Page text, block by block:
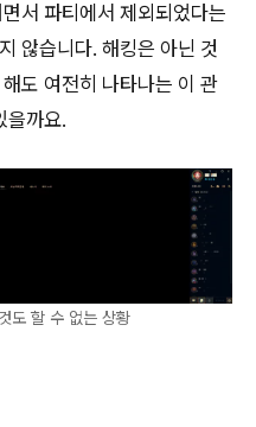
서 파티에서 제외되었다는
않습니다. 해킹은 아닌 것
도 여전히 나타나는 이 관
을까요.
도 할 수 없는 상황